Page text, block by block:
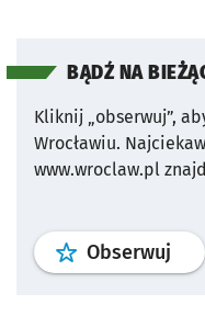
BĄDŹ NA
Kliknij „obserwuj”,
Wrocławiu.
www.wroclaw.pl
Obserwuj profil